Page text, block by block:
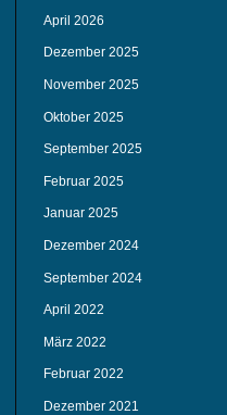
April 2026
Dezember 2025
November 2025
Oktober 2025
September 2025
Februar 2025
Januar 2025
Dezember 2024
September 2024
April 2022
März 2022
Februar 2022
Dezember 2021